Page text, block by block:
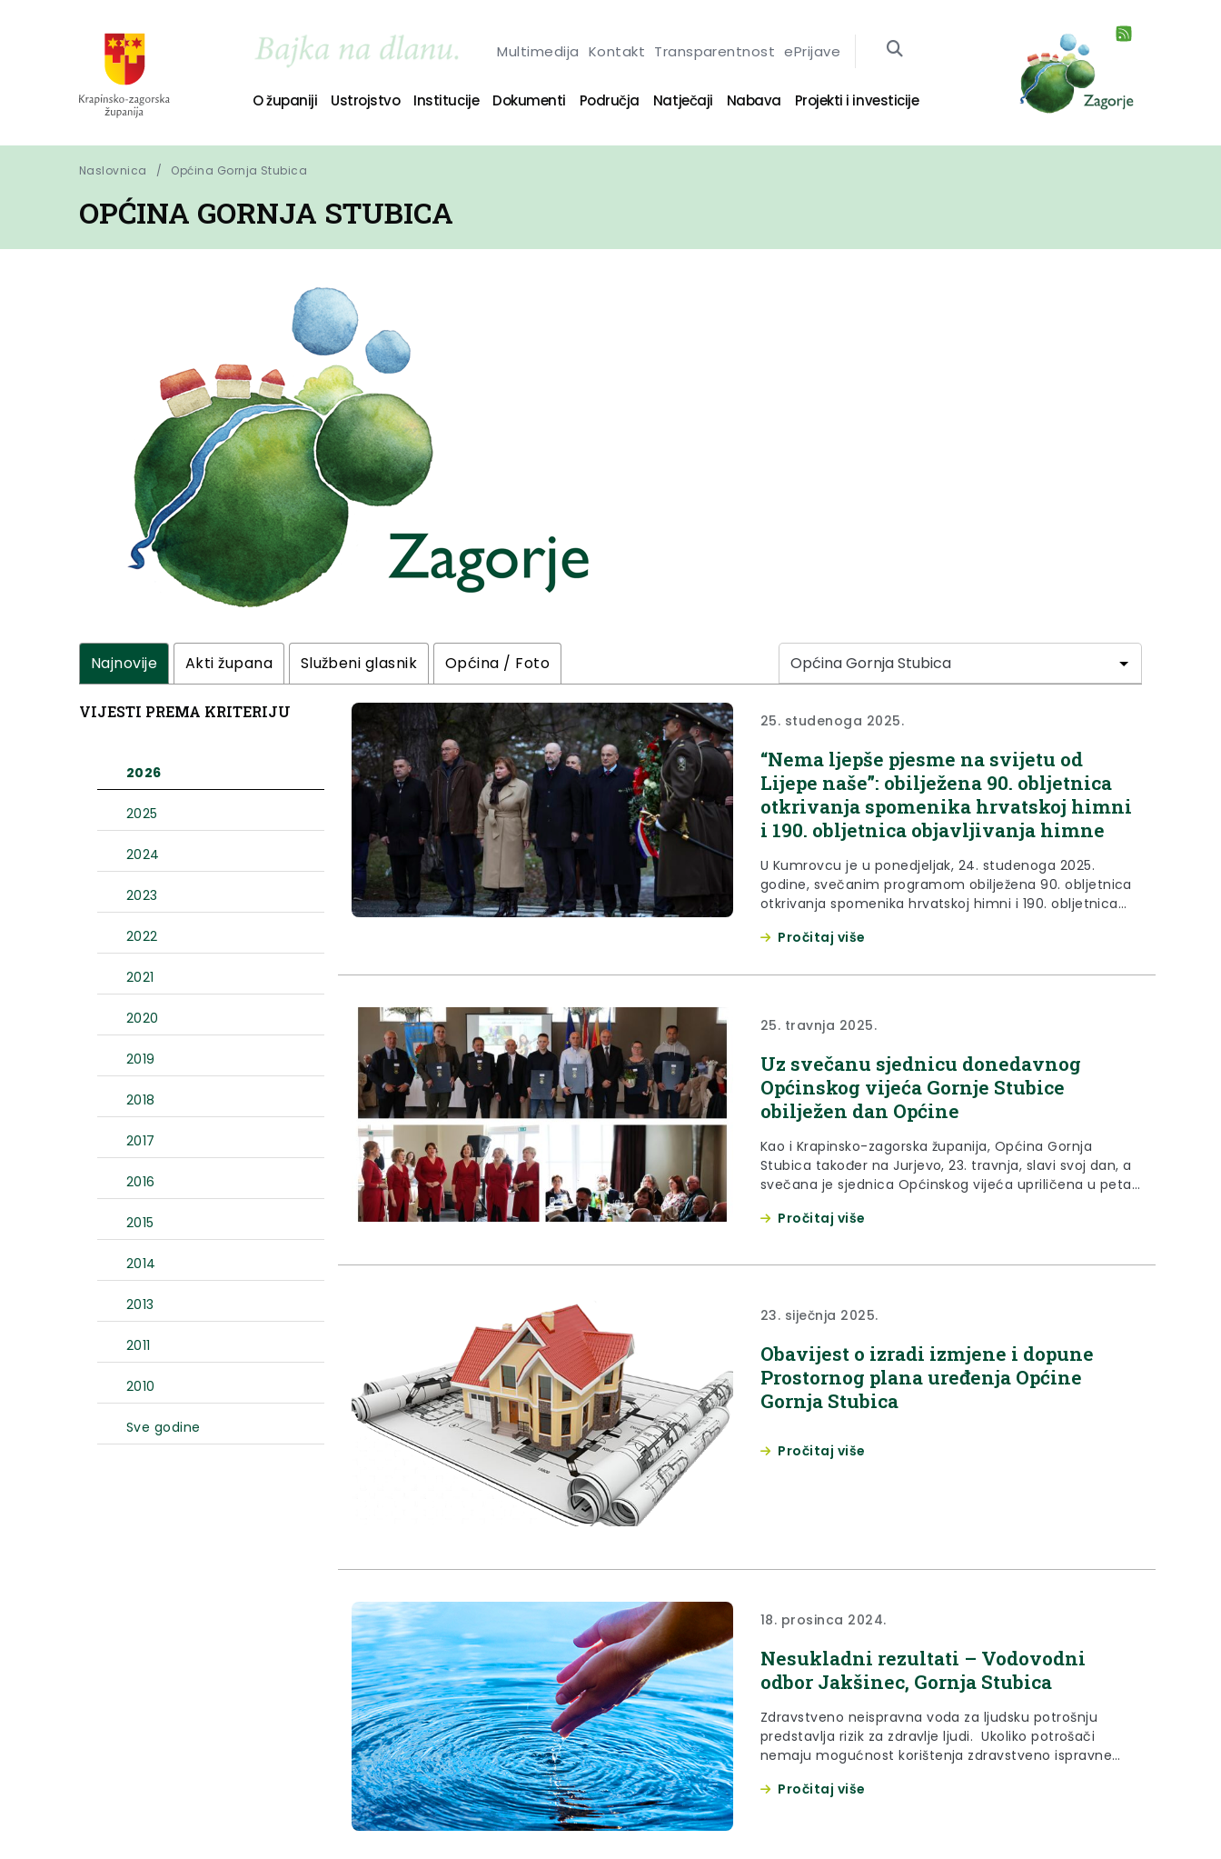
Multimedija Kontakt Transparentnost ePrijave
O županiji Ustrojstvo Institucije Dokumenti Područja Natječaji Nabava Projekti i investicije
Naslovnica Općina Gornja Stubica
OPĆINA GORNJA STUBICA
Najnovije Akti župana Službeni glasnik Općina / Foto
VIJESTI PREMA KRITERIJU
2026
2025
2024
2023
2022
2021
2020
2019
2018
2017
2016
2015
2014
2013
2011
2010
Sve godine
25. studenoga 2025.
“Nema ljepše pjesme na svijetu od
Lijepe naše”: obilježena 90. obljetnica
otkrivanja spomenika hrvatskoj himni
i 190. obljetnica objavljivanja himne
U Kumrovcu je u ponedjeljak, 24. studenoga 2025.
godine, svečanim programom obilježena 90. obljetnica
otkrivanja spomenika hrvatskoj himni i 190. obljetnica
Svečanost je započela polaganjem cvijeća i paljenjem
predaji, inspiriran ljepotama zagorskog kraja, Mihanović
osnova...
Pročitaj više
25. travnja 2025.
Uz svečanu sjednicu donedavnog
Općinskog vijeća Gornje Stubice
obilježen dan Općine
Kao i Krapinsko-zagorska županija, Općina Gornja
Stubica također na Jurjevo, 23. travnja, slavi svoj dan, a
svečana je sjednica Općinskog vijeća upriličena u petak,
Gornju Stubicu ne vežu samo zajednički dan i brojni
sredstava iz europskih fondova, istaknula je ovom
Pročitaj više
23. siječnja 2025.
Obavijest o izradi izmjene i dopune
Prostornog plana uređenja Općine
Gornja Stubica
Pročitaj više
18. prosinca 2024.
Nesukladni rezultati – Vodovodni
odbor Jakšinec, Gornja Stubica
Zdravstveno neispravna voda za ljudsku potrošnju
predstavlja rizik za zdravlje ljudi. Ukoliko potrošači
nemaju mogućnost korištenja zdravstveno ispravne
mjera prokuhavanja vode prije upotrebe. Za više
Pročitaj više